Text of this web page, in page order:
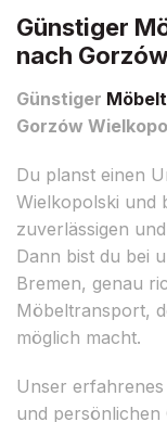
Günstiger
nach
Günstiger
Gorzów
Du planst einen
Wielkopolski und
zuverlässigen
Dann bist du bei
Bremen, genau
Möbeltransport,
möglich macht.
Unser
und persönlichen